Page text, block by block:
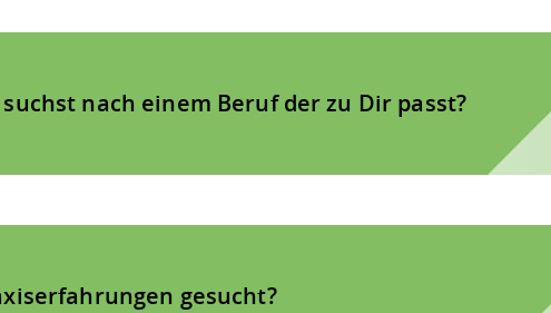
suchst nach einem Beruf der zu Dir passt?
gesucht?